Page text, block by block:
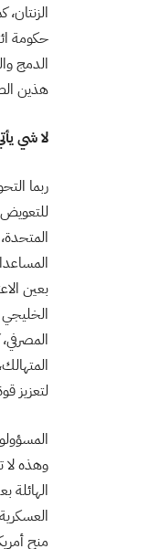
حكومة
الدمج
هذين
لا شي
ربما
للتعويض
بعين
لتعزيز
وهذه لا
منح